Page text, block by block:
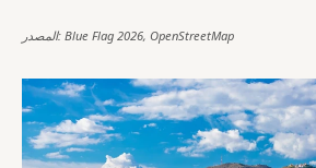
المصدر: Blue Flag 2026, OpenStreetMap